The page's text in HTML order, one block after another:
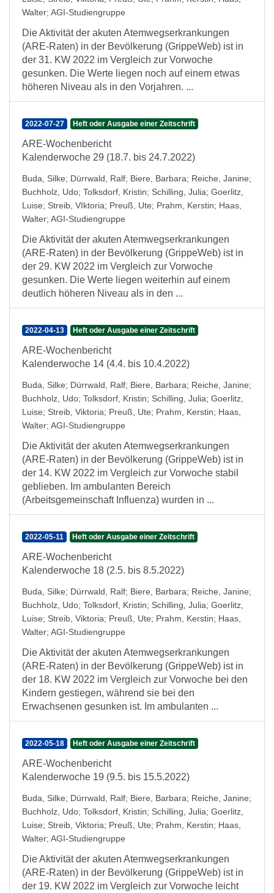
Walter; AGI-Studiengruppe
Die Aktivität der akuten Atemwegserkrankungen
(ARE-Raten) in der Bevölkerung (GrippeWeb) ist in
der 31. KW 2022 im Vergleich zur Vorwoche
gesunken. Die Werte liegen noch auf einem etwas
höheren Niveau als in den Vorjahren. ...
2022-07-27 Heft oder Ausgabe einer Zeitschrift
ARE-Wochenbericht
Kalenderwoche 29 (18.7. bis 24.7.2022)
Buda, Silke; Dürrwald, Ralf; Biere, Barbara; Reiche, Janine;
Buchholz, Udo; Tolksdorf, Kristin; Schilling, Julia; Goerlitz,
Luise; Streib, VIktoria; Preuß, Ute; Prahm, Kerstin; Haas,
Walter; AGI-Studiengruppe
Die Aktivität der akuten Atemwegserkrankungen
(ARE-Raten) in der Bevölkerung (GrippeWeb) ist in
der 29. KW 2022 im Vergleich zur Vorwoche
gesunken. Die Werte liegen weiterhin auf einem
deutlich höheren Niveau als in den ...
2022-04-13 Heft oder Ausgabe einer Zeitschrift
ARE-Wochenbericht
Kalenderwoche 14 (4.4. bis 10.4.2022)
Buda, Silke; Dürrwald, Ralf; Biere, Barbara; Reiche, Janine;
Buchholz, Udo; Tolksdorf, Kristin; Schilling, Julia; Goerlitz,
Luise; Streib, Viktoria; Preuß, Ute; Prahm, Kerstin; Haas,
Walter; AGI-Studiengruppe
Die Aktivität der akuten Atemwegserkrankungen
(ARE-Raten) in der Bevölkerung (GrippeWeb) ist in
der 14. KW 2022 im Vergleich zur Vorwoche stabil
geblieben. Im ambulanten Bereich
(Arbeitsgemeinschaft Influenza) wurden in ...
2022-05-11 Heft oder Ausgabe einer Zeitschrift
ARE-Wochenbericht
Kalenderwoche 18 (2.5. bis 8.5.2022)
Buda, Silke; Dürrwald, Ralf; Biere, Barbara; Reiche, Janine;
Buchholz, Udo; Tolksdorf, Kristin; Schilling, Julia; Goerlitz,
Luise; Streib, Viktoria; Preuß, Ute; Prahm, Kerstin; Haas,
Walter; AGI-Studiengruppe
Die Aktivität der akuten Atemwegserkrankungen
(ARE-Raten) in der Bevölkerung (GrippeWeb) ist in
der 18. KW 2022 im Vergleich zur Vorwoche bei den
Kindern gestiegen, während sie bei den
Erwachsenen gesunken ist. Im ambulanten ...
2022-05-18 Heft oder Ausgabe einer Zeitschrift
ARE-Wochenbericht
Kalenderwoche 19 (9.5. bis 15.5.2022)
Buda, Silke; Dürrwald, Ralf; Biere, Barbara; Reiche, Janine;
Buchholz, Udo; Tolksdorf, Kristin; Schilling, Julia; Goerlitz,
Luise; Streib, Viktoria; Preuß, Ute; Prahm, Kerstin; Haas,
Walter; AGI-Studiengruppe
Die Aktivität der akuten Atemwegserkrankungen
(ARE-Raten) in der Bevölkerung (GrippeWeb) ist in
der 19. KW 2022 im Vergleich zur Vorwoche leicht